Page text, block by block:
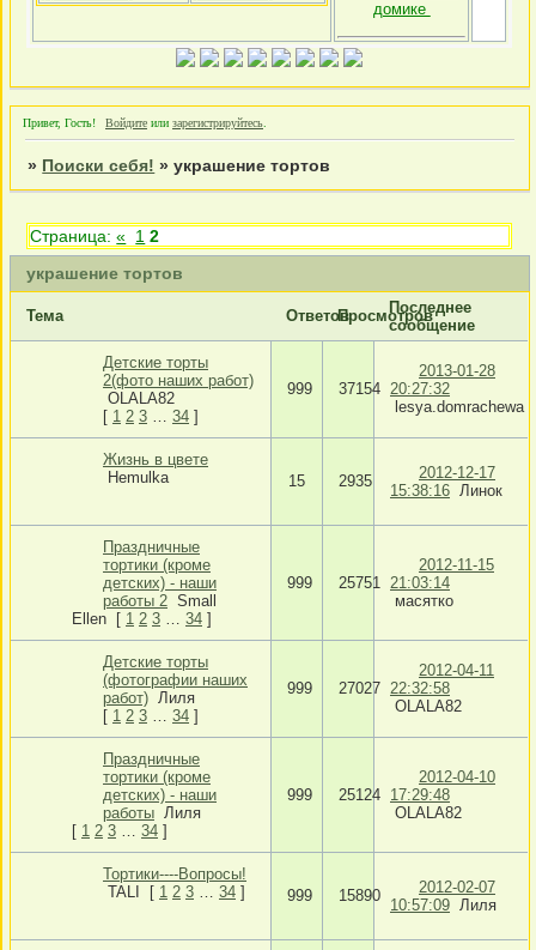
домике
Привет, Гость! Войдите или зарегистрируйтесь
» Поиски себя! »украшение тортов
украшение тортов
Страница:« 1 2
Тема ОтветовПросмотровПоследнее
сообщение
Детские торты
2(фото наших работ)
OLALA82
[ 1 2 3 34 ]
999 37154
2013-01-28
20:27:32
lesya.domrachewa
Жизнь в цвете
Hemulka
15 2935
2012-12-17
15:38:16 Линок
Праздничные
тортики (кроме
детских) - наши
работы 2 Small
Ellen
[ 1 2 3 34 ]
999 25751
2012-11-15
21:03:14
масятко
Детские торты
(фотографии наших
работ) Лиля
[ 1 2 3 34 ]
999 27027
2012-04-11
22:32:58
OLALA82
Праздничные
тортики (кроме
детских) - наши
работы Лиля
[ 1 2 3 34 ]
999 25124
2012-04-10
17:29:48
OLALA82
Тортики----Вопросы!
TALI
[ 1 2 3 34 ] 999 15890
2012-02-07
10:57:09 Лиля